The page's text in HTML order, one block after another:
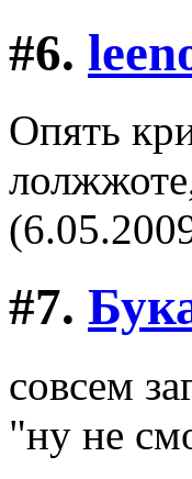
#6.
Опять
#7.
совсем
"ну не